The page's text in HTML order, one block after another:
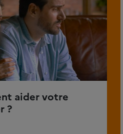
aider votre
?